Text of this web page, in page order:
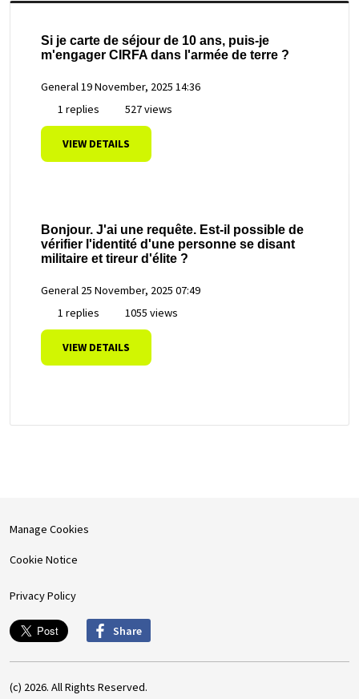
Si je carte de séjour de 10 ans, puis-je
m'engager CIRFA dans l'armée de terre ?
General19 November, 2025 14:36
1 replies
527 views
VIEW DETAILS
Bonjour. J'ai une requête. Est-il possible de
vérifier l'identité d'une personne se disant
militaire et tireur d'élite ?
General 25 November, 2025 07:49
1 replies
1055 views
VIEW DETAILS
Manage Cookies
Cookie Notice
Privacy Policy
Share
(c) 2026. All Rights Reserved.